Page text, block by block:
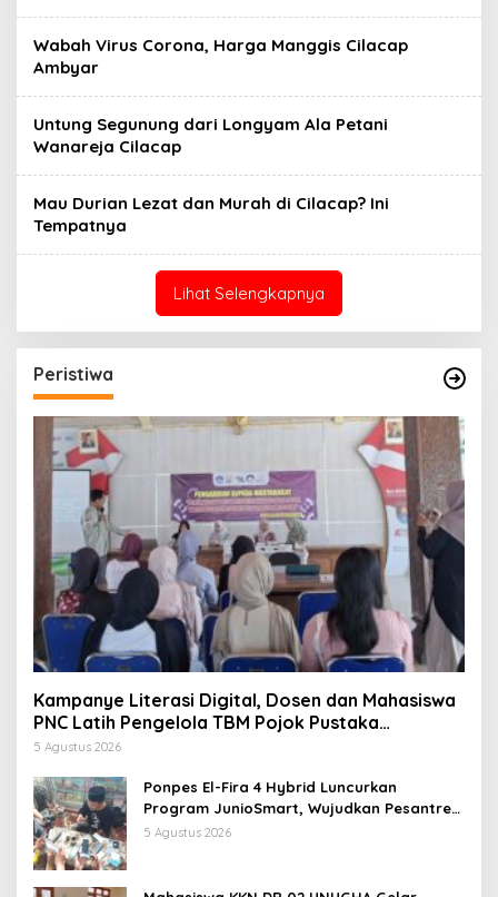
Wabah Virus Corona, Harga Manggis Cilacap
Ambyar
Untung Segunung dari Longyam Ala Petani
Wanareja Cilacap
Mau Durian Lezat dan Murah di Cilacap? Ini
Tempatnya
Lihat Selengkapnya
Peristiwa
Kampanye Literasi Digital, Dosen dan Mahasiswa
PNC Latih Pengelola TBM Pojok Pustaka
Majenang Produksi Konten Medsos
5 Agustus 2026
Ponpes El-Fira 4 Hybrid Luncurkan
Program JunioSmart, Wujudkan Pesantren
Digital
5 Agustus 2026